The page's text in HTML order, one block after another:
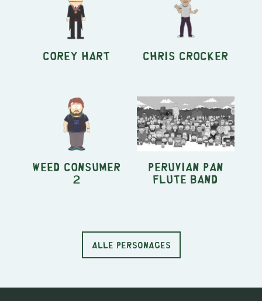
Corey Hart Chris Crocker
Weed Consumer
2
Peruvian pan
flute band
ALLE PERSONAGES